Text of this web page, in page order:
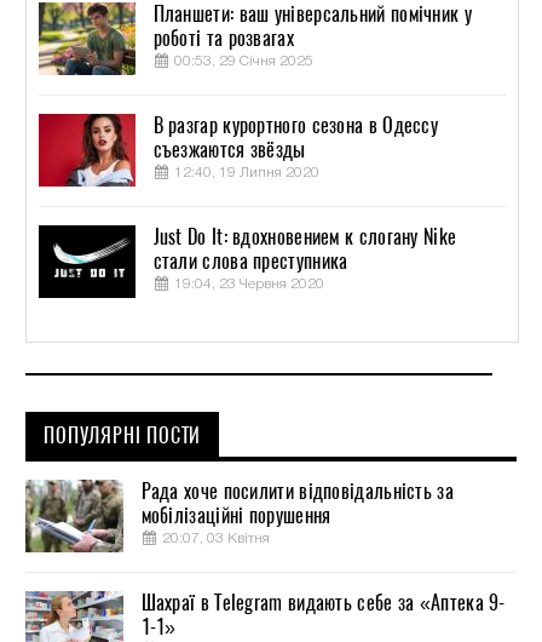
Планшети: ваш універсальний помічник у
роботі та розвагах
00:53, 29 Січня 2025
В разгар курортного сезона в Одессу
съезжаются звёзды
12:40, 19 Липня 2020
Just Do It: вдохновением к слогану Nike
стали слова преступника
19:04, 23 Червня 2020
ПОПУЛЯРНІ ПОСТИ
Рада хоче посилити відповідальність за
мобілізаційні порушення
20:07, 03 Квітня
Шахраї в Telegram видають себе за «Аптека 9-
1-1»